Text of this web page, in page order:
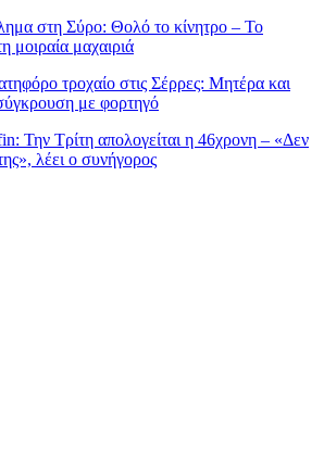
στη Σύρο: Θολό το κίνητρο – Το
μοιραία μαχαιριά
τροχαίο στις Σέρρες: Μητέρα και
με φορτηγό
Την Τρίτη απολογείται η 46χρονη – «Δεν
λέει ο συνήγορος